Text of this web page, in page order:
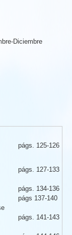
Diciembre
págs. 125-126
págs. 127-133
págs. 134-136
págs 137-140
págs. 141-143